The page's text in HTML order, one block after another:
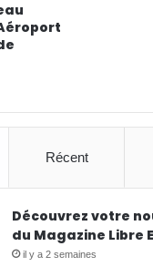
Récent
Découvrez votre
du Magazine Libre
il y a 2 semaines